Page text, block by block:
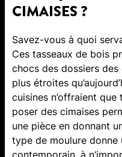
CIMAISES ?
Savez-vous à quoi
Ces tasseaux de bois
chocs des dossiers des
plus étroites
cuisines n’offraient que
poser des cimaises
une pièce en donnant
type de moulure donne